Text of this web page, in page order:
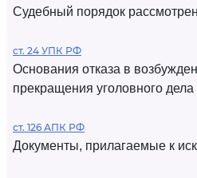
Судебный порядок
ст. 24 УПК РФ
Основания отказа в
прекращения уголовного дела
ст. 126 АПК РФ
Документы, прилагаемые к